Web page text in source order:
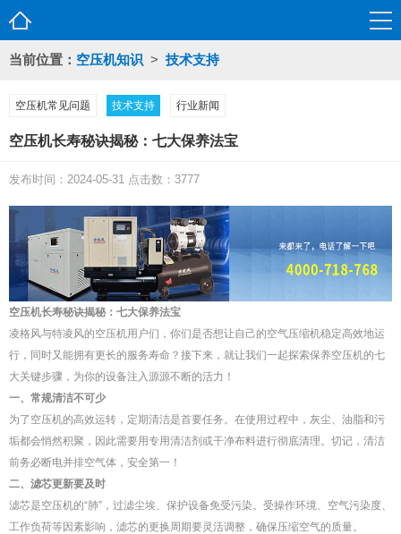
当前位置： 空压机知识 > 技术支持
空压机常见问题 技术支持 行业新闻
空压机长寿秘诀揭秘：七大保养法宝
发布时间：2024-05-31 点击数：3777
空压机长寿秘诀揭秘：七大保养法宝
凌格风与特凌风的空压机用户们，你们是否想让自己的空气压缩机稳定高效地运
行，同时又能拥有更长的服务寿命？接下来，就让我们一起探索保养空压机的七
大关键步骤，为你的设备注入源源不断的活力！
一、常规清洁不可少
为了空压机的高效运转，定期清洁是首要任务。在使用过程中，灰尘、油脂和污
垢都会悄然积聚，因此需要用专用清洁剂或干净布料进行彻底清理。切记，清洁
前务必断电并排空气体，安全第一！
二、滤芯更新要及时
滤芯是空压机的“肺”，过滤尘埃、保护设备免受污染。受操作环境、空气污染度、
工作负荷等因素影响，滤芯的更换周期要灵活调整，确保压缩空气的质量。